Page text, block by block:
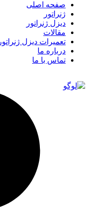
صفحه اصلی
ژنراتور
دیزل ژنراتور
مقالات
تعمیرات دیزل ژنراتور
درباره ما
تماس با ما